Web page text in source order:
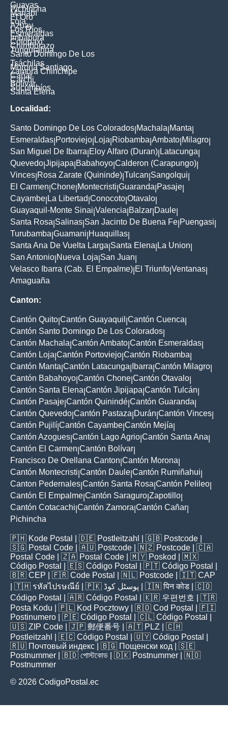
Guayas
Pichincha
Manabí
El Oro
Loja
Azuay
Los Ríos
Esmeraldas
Imbabura
Cotopaxi
Chimborazo
Tungurahua
Santo Domingo De Los
Tsáchilas
Morona Santiago
Zamora Chinchipe
Cañar
Carchi
Bolívar
Sucumbíos
Santa Elena
Localidad:
Santo Domingo De Los Colorados Machala Manta
Esmeraldas Portoviejo Loja Riobamba Ambato Milagro
San Miguel De Ibarra Eloy Alfaro (Duran) Latacunga
Quevedo Jipijapa Babahoyo Calderon (Carapungo)
Vinces Rosa Zarate (Quininde) Tulcan Sangolqui
El Carmen Chone Montecristi Guaranda Pasaje
Cayambe La Libertad Conocoto Otavalo
Guayaquil-Monte Sinai Valencia Balzar Daule
Santa Rosa Salinas San Jacinto De Buena Fe Puengasi
Turubamba Guamani Huaquillas
Santa Ana De Vuelta Larga Santa Elena La Union
San Antonio Nueva Loja San Juan
Velasco Ibarra (Cab. El Empalme) El Triunfo Ventanas
Amaguaña
Canton:
Cantón Quito Cantón Guayaquil Cantón Cuenca
Cantón Santo Domingo De Los Colorados
Cantón Machala Cantón Ambato Cantón Esmeraldas
Cantón Loja Cantón Portoviejo Cantón Riobamba
Cantón Manta Cantón Latacunga Ibarra Cantón Milagro
Cantón Babahoyo Cantón Chone Cantón Otavalo
Cantón Santa Elena Cantón Jipijapa Cantón Tulcán
Cantón Pasaje Cantón Quinindé Cantón Guaranda
Cantón Quevedo Cantón Pastaza Durán Cantón Vinces
Cantón Pujilí Cantón Cayambe Cantón Mejía
Cantón Azogues Cantón Lago Agrio Cantón Santa Ana
Cantón El Carmen Cantón Bolívar
Francisco De Orellana Canton Cantón Morona
Cantón Montecristi Cantón Daule Cantón Rumiñahui
Canton Pedernales Cantón Santa Rosa Cantón Pelileo
Cantón El Empalme Cantón Saraguro Zapotillo
Cantón Cotacachi Cantón Zamora Cantón Cañar
Pichincha
🇵🇭 Kode Postal | 🇩🇪 Postleitzahl | 🇬🇧 Postcode
🇸🇬 Postal Code | 🇦🇺 Postcode | 🇳🇿 Postcode | 🇨🇦
Postal Code | 🇿🇦 Postal Code | 🇲🇾 Poskod
| 🇲🇽
Código Postal
| 🇪🇸 Código Postal | 🇵🇹 Código Postal
🇧🇷 CEP | 🇫🇷 Code Postal | 🇳🇱 Postcode | 🇮🇹 CAP
| 🇹🇭 รหัสไปรษณีย์ | 🇵🇰 پوسٹل کوڈ | 🇮🇳पिन कोड | 🇨🇴
Código Postal
| 🇦🇷 Código Postal | 🇰🇷 우편번호
| 🇹🇷
Posta Kodu | 🇵🇱 Kod Pocztowy | 🇷🇴 Cod Poștal
| 🇫🇮
Postinumero | 🇵🇪 Código Postal | 🇨🇱 Código Postal
🇺🇸 ZIP Code | 🇯🇵 郵便番号 | 🇦🇹 PLZ | 🇨🇭
Postleitzahl
| 🇪🇨 Código Postal | 🇺🇾 Código Postal
🇷🇺 Почтовый индекс | 🇧🇬 Пощенски код | 🇸🇪
Postnummer | 🇧🇩 পোস্টকোড | 🇩🇰 Postnummer | 🇳🇴
Postnummer
© 2026 CodigoPostal.ec